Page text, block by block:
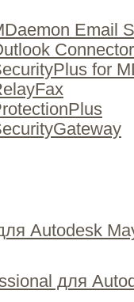
Email
for
Autodesk
для